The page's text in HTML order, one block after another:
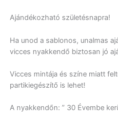
Ajándékozható születésnapra!
Ha unod a sablonos, unalmas
vicces nyakkendő biztosan jó
Vicces mintája és színe miatt
partikiegészítő is lehet!
A nyakkendőn: ” 30 Évembe